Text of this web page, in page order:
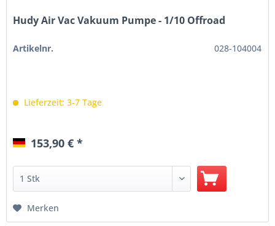
Hudy Air Vac Vakuum Pumpe - 1/10 Offroad
Artikelnr. 028-104004
Lieferzeit: 3-7 Tage
153,90 € *
Merken